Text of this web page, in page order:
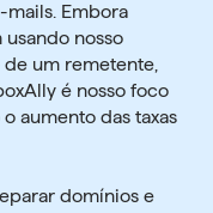
Embora
nosso
um remetente,
é nosso foco
aumento das taxas
domínios e